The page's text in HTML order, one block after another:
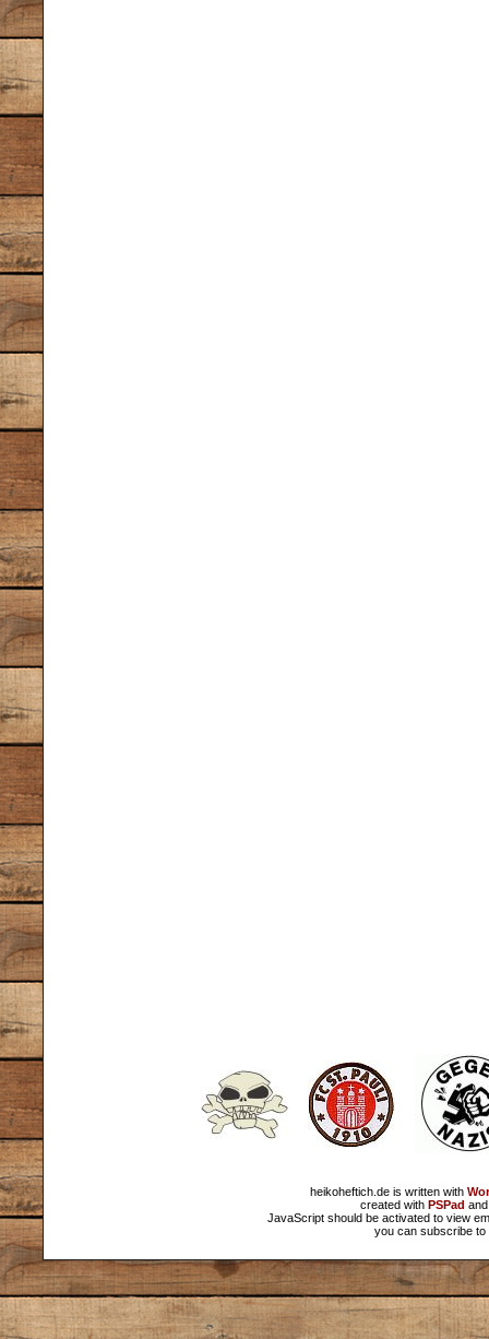
heikoheftich.de is written with
created with PSPad
JavaScript should be activated to view
you can subscribe